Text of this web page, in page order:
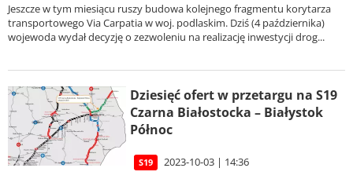
Jeszcze w tym miesiącu ruszy budowa kolejnego fragmentu korytarza
transportowego Via Carpatia w woj. podlaskim. Dziś (4 października)
wojewoda wydał decyzję o zezwoleniu na realizację inwestycji drog...
Dziesięć ofert w przetargu na S19
Czarna Białostocka – Białystok
Północ
S19 2023-10-03 | 14:36